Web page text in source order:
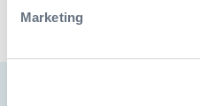
Marketing